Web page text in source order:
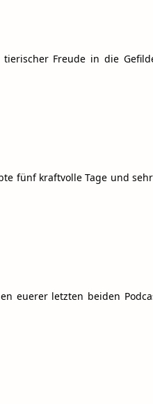
Freude in die
fünf kraftvolle Tage und
euerer letzten beiden